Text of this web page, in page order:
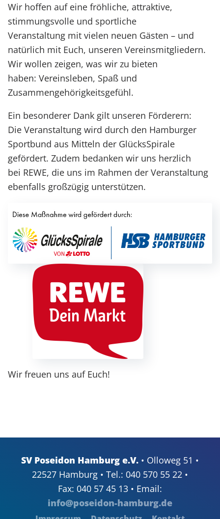
Wir hoffen auf eine fröhliche, attraktive,
stimmungsvolle und sportliche
Veranstaltung mit vielen neuen Gästen – und
natürlich mit Euch, unseren Vereinsmitgliedern.
Wir wollen zeigen, was wir zu bieten
haben: Vereinsleben, Spaß und
Zusammengehörigkeitsgefühl.
Ein besonderer Dank gilt unseren Förderern:
Die Veranstaltung wird durch den Hamburger
Sportbund aus Mitteln der GlücksSpirale
gefördert. Zudem bedanken wir uns herzlich
bei REWE, die uns im Rahmen der Veranstaltung
ebenfalls großzügig unterstützen.
Wir freuen uns auf Euch!
SV Poseidon Hamburg e.V. • Olloweg 51 •
22527 Hamburg • Tel.: 040 570 55 22 •
Fax: 040 57 45 13 • Email:
info@poseidon-hamburg.de